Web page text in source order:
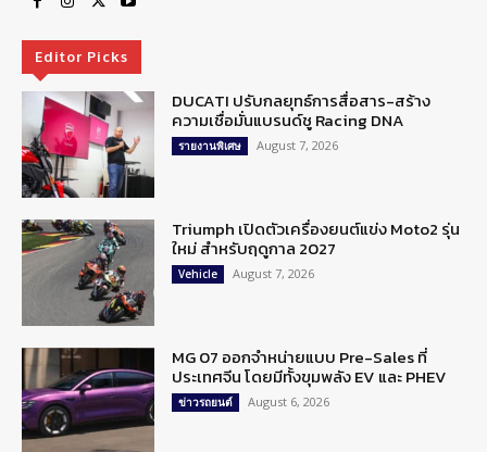
Editor Picks
DUCATI ปรับกลยุทธ์การสื่อสาร-สร้าง
ความเชื่อมั่นแบรนด์ชู Racing DNA
รายงานพิเศษ August 7, 2026
Triumph เปิดตัวเครื่องยนต์แข่ง Moto2 รุ่น
ใหม่ สำหรับฤดูกาล 2027
Vehicle August 7, 2026
MG 07 ออกจำหน่ายแบบ Pre-Sales ที่
ประเทศจีน โดยมีทั้งขุมพลัง EV และ PHEV
ข่าวรถยนต์ August 6, 2026